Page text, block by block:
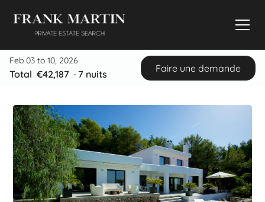
Feb 03 to 10, 2026
Total €42,187 · 7 nuits
Faire une demande